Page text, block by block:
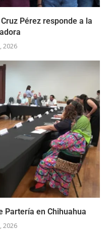
Pérez responde a la
2026
Partería en Chihuahua
2026